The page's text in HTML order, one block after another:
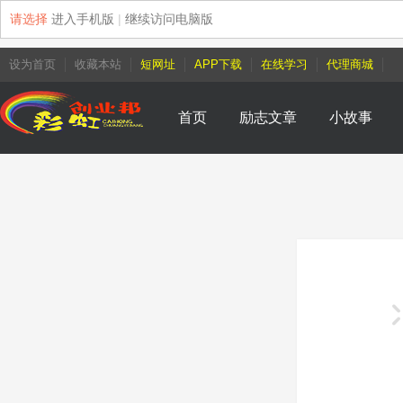
请选择 进入手机版 | 继续访问电脑版
设为首页 收藏本站 短网址 APP下载 在线学习 代理商城
首页 励志文章 小故事